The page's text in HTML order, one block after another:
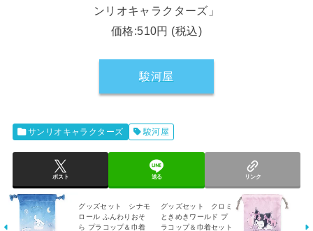
ンリオキャラクターズ」
価格:510円 (税込)
駿河屋
サンリオキャラクターズ 駿河屋
ポスト 送る リンク
グッズセット シナモ
ロール ふんわりおそ
ら プラコップ＆巾着
グッズセット クロミ
ときめきワールド プ
ラコップ＆巾着セット